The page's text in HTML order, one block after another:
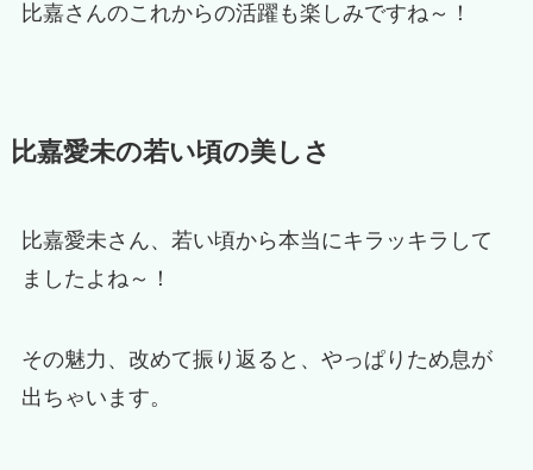
比嘉さんのこれからの活躍も楽しみですね～！
比嘉愛未の若い頃の美しさ
比嘉愛未さん、若い頃から本当にキラッキラして
ましたよね～！
その魅力、改めて振り返ると、やっぱりため息が
出ちゃいます。